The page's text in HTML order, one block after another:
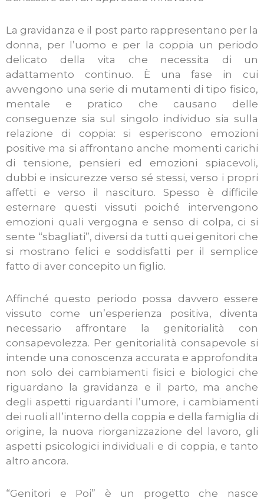
La gravidanza e il post parto rappresentano per la
donna, per l’uomo e per la coppia un periodo
delicato della vita che necessita di un
adattamento continuo. È una fase in cui
avvengono una serie di mutamenti di tipo fisico,
mentale e pratico che causano delle
conseguenze sia sul singolo individuo sia sulla
relazione di coppia: si esperiscono emozioni
positive ma si affrontano anche momenti carichi
di tensione, pensieri ed emozioni spiacevoli,
dubbi e insicurezze verso sé stessi, verso i propri
affetti e verso il nascituro. Spesso è difficile
esternare questi vissuti poiché intervengono
emozioni quali vergogna e senso di colpa, ci si
sente “sbagliati”, diversi da tutti quei genitori che
si mostrano felici e soddisfatti per il semplice
fatto di aver concepito un figlio.
Affinché questo periodo possa davvero essere
vissuto come un’esperienza positiva, diventa
necessario affrontare la genitorialità con
consapevolezza. Per genitorialità consapevole si
intende una conoscenza accurata e approfondita
non solo dei cambiamenti fisici e biologici che
riguardano la gravidanza e il parto, ma anche
degli aspetti riguardanti l’umore, i cambiamenti
dei ruoli all’interno della coppia e della famiglia di
origine, la nuova riorganizzazione del lavoro, gli
aspetti psicologici individuali e di coppia, e tanto
altro ancora.
“Genitori e Poi” è un progetto che nasce